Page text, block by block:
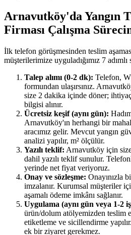
Arnavutköy'da Yangın
Firması Çalışma
İlk telefon görüşmesinden teslim
müşterilerimize uyguladığımız 7 adımlı
Talep alımı (0-2 dk): Telefon,
formundan ulaşırsınız.
size 2 dakika içinde döner;
bilgisi alınır.
Ücretsiz keşif (aynı gün):
Arnavutköy'ın herhangi bir
aracımız gelir. Mevcut yangın
analizi yapılır, m² ölçülür.
Yazılı teklif: Arnavutköy için
dahil yazılı teklif sunulur.
yerinde net fiyat veriyoruz.
Onay ve sözleşme: Onayınızla
imzalanır. Kurumsal müşteriler
aşamalı ödeme imkânı sağlanır.
Uygulama (aynı gün veya 1-2
ürün/dolum atölyemizden teslim
etiketleme ve sicillendirme
ek bir ziyaret gerekmez.